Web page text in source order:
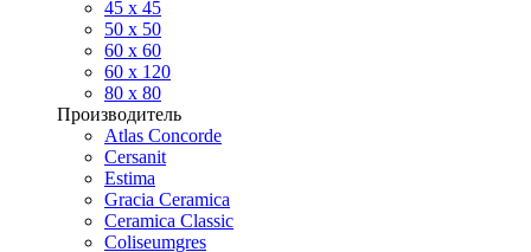
45 x 45
50 x 50
60 х 60
60 x 120
80 x 80
Производитель
Atlas Concorde
Cersanit
Estima
Gracia Ceramica
Ceramica Classic
Coliseumgres